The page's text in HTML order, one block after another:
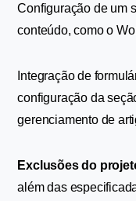
Configuração de um
conteúdo, como o
Integração de
configuração da
gerenciamento de
Exclusões do
além das